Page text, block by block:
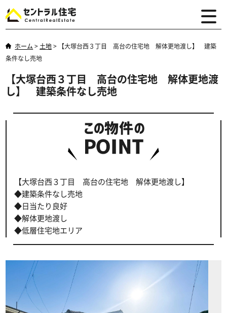
ホーム > 土地>
【大塚台西３丁目 高台の住宅地 解体更地渡し】 建築
条件なし売地
【大塚台西３丁目 高台の住宅地 解体更地渡
し】 建築条件なし売地
【大塚台西３丁目 高台の住宅地 解体更地渡し】
◆建築条件なし売地
◆日当たり良好
◆解体更地渡し
◆低層住宅地エリア